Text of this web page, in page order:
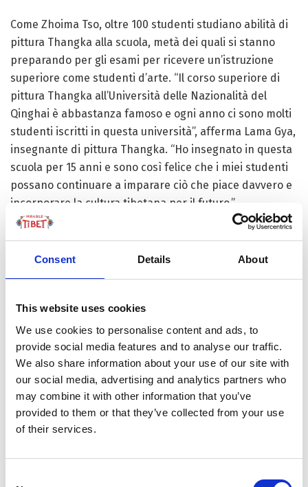
Consent Details About
This website uses cookies
We use cookies to personalise content and ads, to
provide social media features and to analyse our traffic.
We also share information about your use of our site with
our social media, advertising and analytics partners who
may combine it with other information that you’ve
provided to them or that they’ve collected from your use
of their services.
Come Zhoima Tso, oltre 100 studenti studiano abilità di
pittura Thangka alla scuola, metà dei quali si stanno
preparando per gli esami per ricevere un’istruzione
superiore come studenti d’arte. “Il corso superiore di
pittura Thangka all’Università delle Nazionalità del
Qinghai è abbastanza famoso e ogni anno ci sono molti
studenti iscritti in questa università”, afferma Lama Gya,
insegnante di pittura Thangka. “Ho insegnato in questa
scuola per 15 anni e sono così felice che i miei studenti
possano continuare a imparare ciò che piace davvero e
incorporare la cultura tibetana per il futuro.”
Oltre alla cultura dei Thangka, il club di produzione di
robot è diventato anche un successo tra i giovani della
smistamento dei rifiuti, in grado di identificare
automaticamente le categorie di rifiuti. Hanno anche
aggiunto effetti sonori per far assomigliare il robot a un
vero e proprio camion della spazzatura. “Ho imparato la
programmazione per sei mesi sotto la guida dei nostri
insegnanti. Ora i robot possono mettere i rifiuti nei
cassonetti, in base a diverse categorie, tramite sensori”,
afferma Tamdrin Tashi.